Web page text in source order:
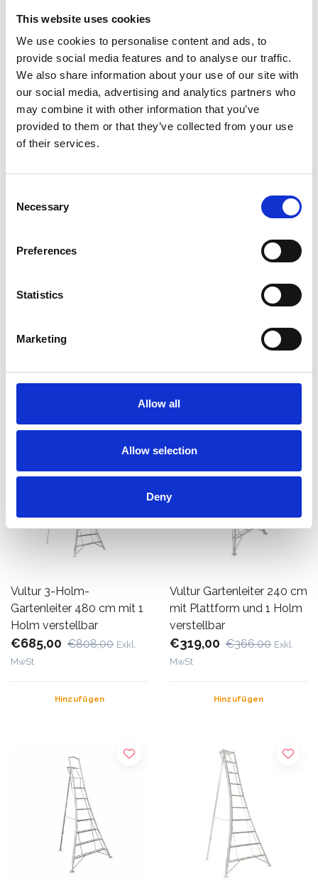
This website uses cookies
We use cookies to personalise content and ads, to
provide social media features and to analyse our traffic.
We also share information about your use of our site with
our social media, advertising and analytics partners who
may combine it with other information that you’ve
provided to them or that they’ve collected from your use
of their services.
Selection
Necessary
Preferences
Statistics
Marketing
Allow all
Allow selection
Deny
Mehr als 10.000 zufriedene
Kunden
Kostenloser Versand in den
Niederlanden und Belgien
MwSt
Gartenleiter 420 cm mit 1
Vultur 3-Holm-
Gartenleiter 480 cm mit 1
Holm verstellbar
€685,00 €808,00 Exkl.
MwSt
Hinzufügen
Vultur Gartenleiter 240 cm
mit Plattform und 1 Holm
verstellbar
€319,00 €366,00 Exkl.
MwSt
Hinzufügen